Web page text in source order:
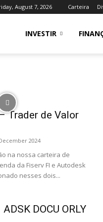
August 7, 2026 Carteira
INVESTIR
Trader de Valor
2024
na nossa carteira de
da Fiserv FI e Autodesk
nesses dois...
DOCU ORLY